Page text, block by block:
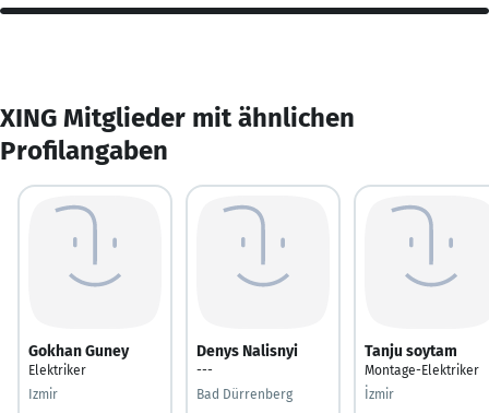
XING Mitglieder mit ähnlichen
Profilangaben
Gokhan Guney
Elektriker
Izmir
Denys Nalisnyi
---
Bad Dürrenberg
Tanju soytam
Montage-Elektriker
İzmir